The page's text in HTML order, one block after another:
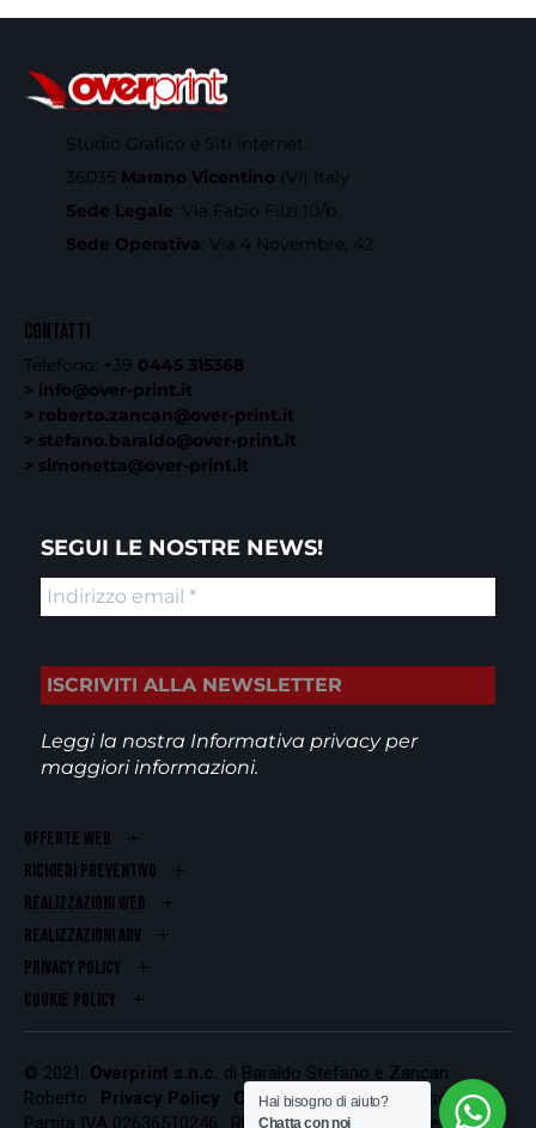
Studio Grafico e Siti internet
36035 Marano Vicentino (VI) Italy
Sede Legale: Via Fabio Filzi 10/b
Sede Operativa: Via 4 Novembre, 42
CONTATTI
Telefono: +39 0445 315368
> info@over-print.it
> roberto.zancan@over-print.it
> stefano.baraldo@over-print.it
> simonetta@over-print.it
SEGUI LE NOSTRE NEWS!
Leggi la nostra Informativa privacyper
maggiori informazioni.
OFFERTE WEB
RICHIEDI PREVENTIVO
REALIZZAZIONI WEB
Realizzazioni ADV
PRIVACY POLICY
COOKIE POLICY
© 2021. Overprint s.n.c. di Baraldo Stefano e Zancan
Roberto · Privacy Policy · Cookie Policy Codice Fiscale e
Partita IVA 02636510246 · REA VI-262407 · Iscrizione al
Hai bisogno di aiuto?
Chatta con noi